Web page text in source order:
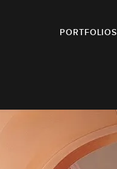
PORTFOLIOS